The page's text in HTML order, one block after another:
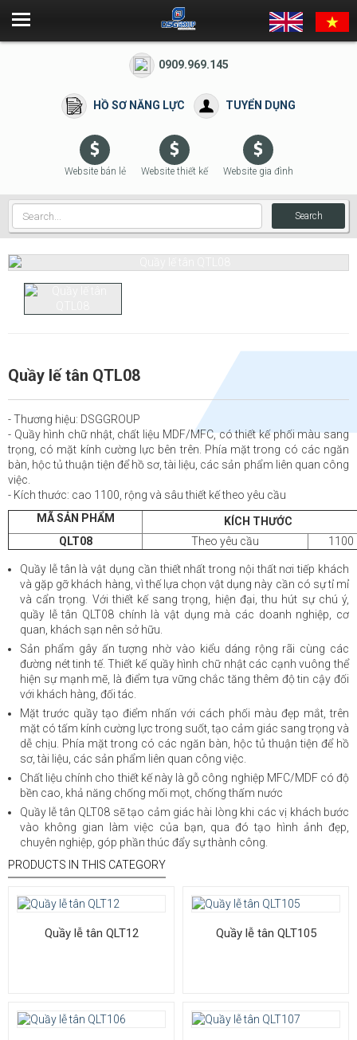
0909.969.145
HỒ SƠ NĂNG LỰC TUYỂN DỤNG
Website bán lẻ Website thiết kế Website gia đình
Search
Quầy lế tân QTL08
- Thương hiệu: DSGGROUP
- Quầy hình chữ nhật, chất liệu MDF/MFC, có thiết kế phối màu sang
trọng, có mặt kính cường lực bên trên. Phía mặt trong có các ngăn
bàn, hộc tủ thuận tiện để hồ sơ, tài liệu, các sản phẩm liên quan công
việc.
- Kích thước: cao 1100, rộng và sâu thiết kế theo yêu cầu
MÃ SẢN PHẨM
KÍCH THƯỚC
QLT08
Theo yêu cầu 1100
Quầy lễ tân là vật dụng cần thiết nhất trong nội thất nơi tiếp khách
và gặp gỡ khách hàng, vì thế lựa chọn vật dụng này cần có sự tỉ mỉ
và cẩn trọng. Với thiết kế sang trọng, hiện đại, thu hút sự chú ý,
quầy lễ tân QLT08 chính là vật dụng mà các doanh nghiệp, cơ
quan, khách sạn nên sở hữu.
Sản phẩm gây ấn tượng nhờ vào kiểu dáng rộng rãi cùng các
đường nét tinh tế. Thiết kế quầy hình chữ nhật các cạnh vuông thể
hiện sự mạnh mẽ, là điểm tựa vững chắc tăng thêm độ tin cậy đối
với khách hàng, đối tác.
Mặt trước quầy tạo điểm nhấn với cách phối màu đẹp mắt, trên
mặt có tấm kính cường lực trong suốt, tạo cảm giác sang trọng và
dễ chịu. Phía mặt trong có các ngăn bàn, hộc tủ thuận tiện để hồ
sơ, tài liệu, các sản phẩm liên quan công việc.
Chất liệu chính cho thiết kế này là gỗ công nghiệp MFC/MDF có độ
bền cao, khả năng chống mối mọt, chống thấm nước
Quầy lễ tân QLT08 sẽ tạo cảm giác hài lòng khi các vị khách bước
vào không gian làm việc của bạn, qua đó tạo hình ảnh đẹp,
chuyên nghiệp, góp phần thúc đẩy sự thành công.
PRODUCTS IN THIS CATEGORY
Quầy lễ tân QLT12 Quầy lễ tân QLT105